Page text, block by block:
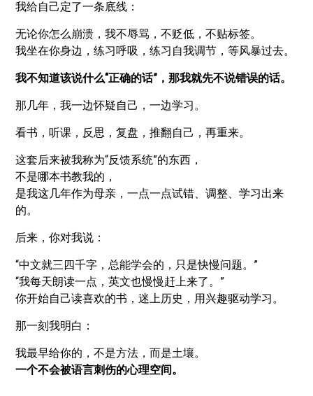
我给自己定了一条底线：
无论你怎么崩溃，我不辱骂，不贬低，不贴标签。
我坐在你身边，练习呼吸，练习自我调节，等风暴过去。
我不知道该说什么“正确的话”，那我就先不说错误的话。
那几年，我一边怀疑自己，一边学习。
看书，听课，反思，复盘，推翻自己，再重来。
这套后来被我称为“反馈系统”的东西，
不是哪本书教我的，
是我这几年作为母亲，一点一点试错、调整、学习出来
的。
后来，你对我说：
“中文就三四千字，总能学会的，只是快慢问题。”
“我每天朗读一点，英文也慢慢赶上来了。”
你开始自己读喜欢的书，迷上历史，用兴趣驱动学习。
那一刻我明白：
我最早给你的，不是方法，而是土壤。
一个不会被语言刺伤的心理空间。